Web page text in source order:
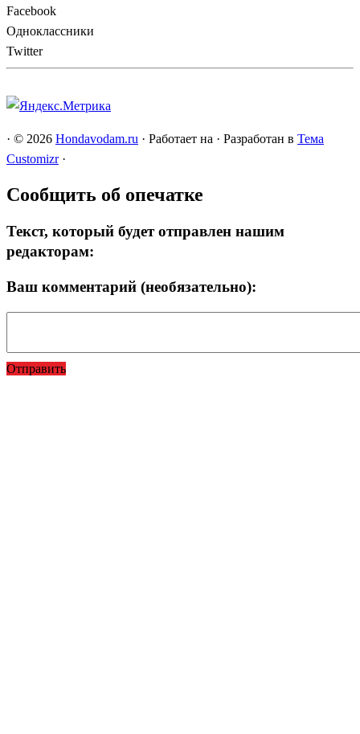
Facebook
Одноклассники
Twitter
· © 2026 Hondavodam.ru · Работает на · Разработан в Тема
Customizr ·
Сообщить об опечатке
Текст, который будет отправлен нашим
редакторам:
Ваш комментарий (необязательно):
Отправить